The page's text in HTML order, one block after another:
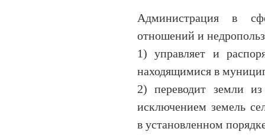
Администрация в
отношений и
1) управляет и
находящимися в
2) переводит земли
исключением земель
в установленном